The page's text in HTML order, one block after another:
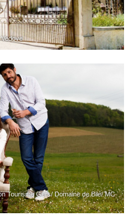
Tourisme Gers/ Domaine de Bilé/ MC